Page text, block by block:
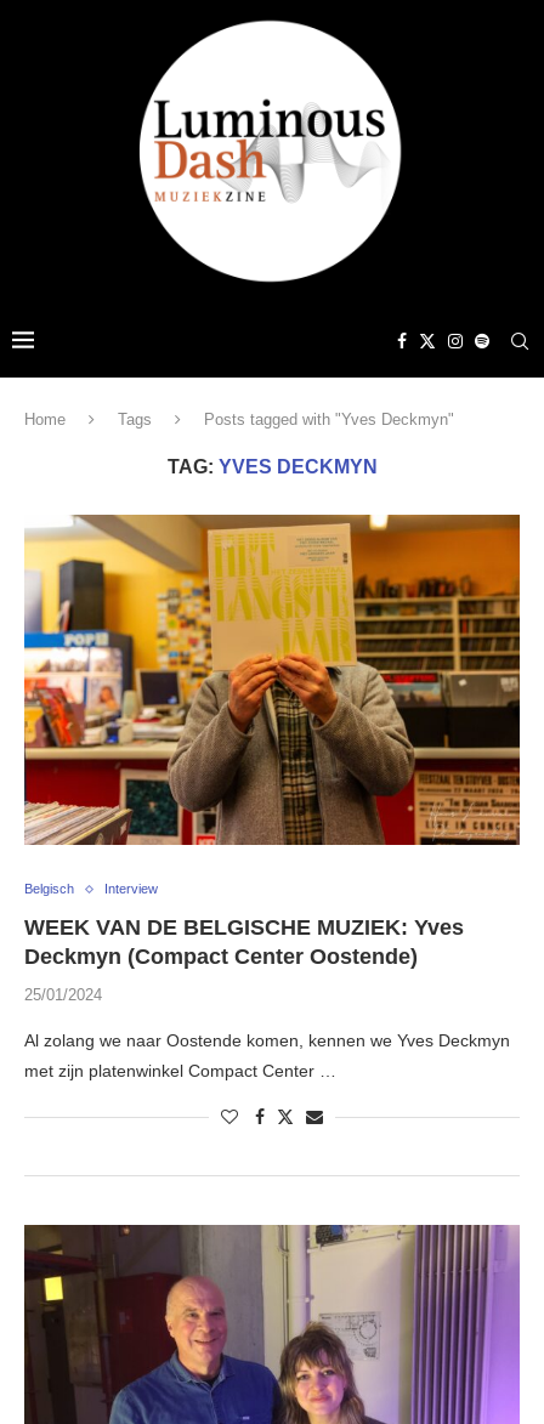
Home Tags Posts tagged with "Yves Deckmyn"
TAG: YVES DECKMYN
Belgisch Interview
WEEK VAN DE BELGISCHE MUZIEK: Yves
Deckmyn (Compact Center Oostende)
25/01/2024
Al zolang we naar Oostende komen, kennen we Yves Deckmyn
met zijn platenwinkel Compact Center …